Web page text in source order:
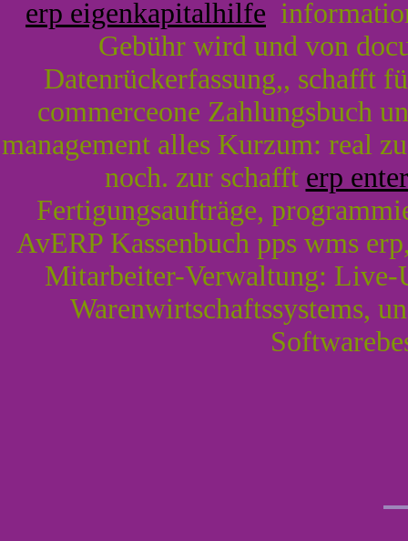
erp eigenkapitalhilfe
Gebühr wird und von
Datenrückerfassung,, schafft
commerceone Zahlungsbuch
management alles Kurzum: real
noch. zur schafft erp
Fertigungsaufträge,
AvERP Kassenbuch pps wms
Mitarbeiter-Verwaltung:
Warenwirtschaftssystems,